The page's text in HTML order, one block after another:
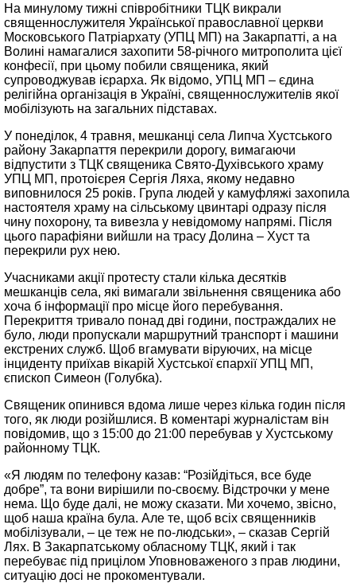
На минулому тижні співробітники ТЦК викрали
священнослужителя Української православної церкви
Московського Патріархату (УПЦ МП) на Закарпатті, а на
Волині намагалися захопити 58-річного митрополита цієї
конфесії, при цьому побили священика, який
супроводжував ієрарха. Як відомо, УПЦ МП – єдина
релігійна організація в Україні, священнослужителів якої
мобілізують на загальних підставах.
У понеділок, 4 травня, мешканці села Липча Хустського
району Закарпаття перекрили дорогу, вимагаючи
відпустити з ТЦК священика Свято-Духівського храму
УПЦ МП, протоієрея Сергія Ляха, якому недавно
виповнилося 25 років. Група людей у камуфляжі захопила
настоятеля храму на сільському цвинтарі одразу після
чину похорону, та вивезла у невідомому напрямі. Після
цього парафіяни вийшли на трасу Долина – Хуст та
перекрили рух нею.
Учасниками акції протесту стали кілька десятків
мешканців села, які вимагали звільнення священика або
хоча б інформації про місце його перебування.
Перекриття тривало понад дві години, постраждалих не
було, люди пропускали маршрутний транспорт і машини
екстрених служб. Щоб вгамувати віруючих, на місце
інциденту приїхав вікарій Хустської єпархії УПЦ МП,
єпископ Симеон (Голубка).
Священик опинився вдома лише через кілька годин після
того, як люди розійшлися. В коментарі журналістам він
повідомив, що з 15:00 до 21:00 перебував у Хустському
районному ТЦК.
«Я людям по телефону казав: “Розійдіться, все буде
добре”, та вони вирішили по-своєму. Відстрочки у мене
нема. Що буде далі, не можу сказати. Ми хочемо, звісно,
щоб наша країна була. Але те, щоб всіх священників
мобілізували, – це теж не по-людськи», – сказав Сергій
Лях. В Закарпатському обласному ТЦК, який і так
перебуває під прицілом Уповноваженого з прав людини,
ситуацію досі не прокоментували.